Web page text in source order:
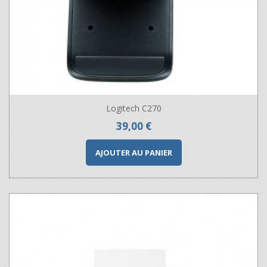
Logitech C270
Prix
39,00 €
AJOUTER AU PANIER